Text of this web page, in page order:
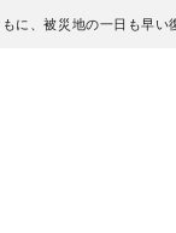
に、被災地の一日も早い